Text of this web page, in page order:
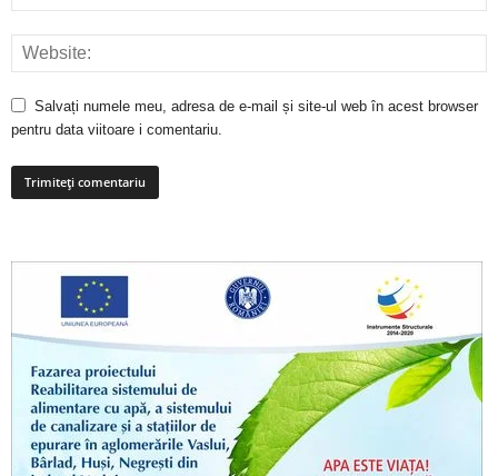
Salvați numele meu, adresa de e-mail și site-ul web în acest browser
pentru data viitoare i comentariu.